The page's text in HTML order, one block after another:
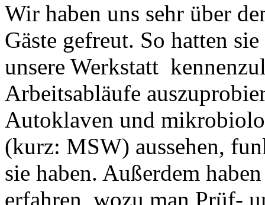
Wir haben uns sehr über
Gäste gefreut. So hatten
unsere Werkstatt
Arbeitsabläufe
Autoklaven und
(kurz: MSW) aussehen,
sie haben. Außerdem
erfahren, wozu man Prüf-